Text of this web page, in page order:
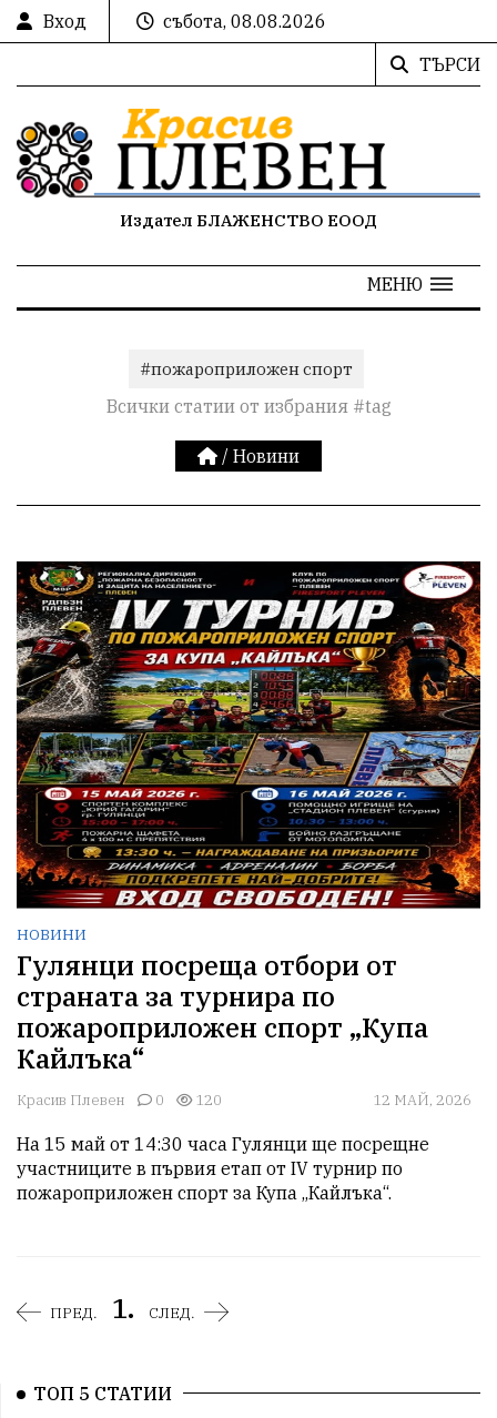
Вход
събота, 08.08.2026
ТЪРСИ
Издател БЛАЖЕНСТВО ЕООД
МЕНЮ
#пожароприложен спорт
Всички статии от избрания #tag
/ Новини
НОВИНИ
Гулянци посреща отбори от
страната за турнира по
пожароприложен спорт „Купа
Кайлъка“
Красив Плевен 0 120 12 МАЙ, 2026
На 15 май от 14:30 часа Гулянци ще посрещне
участниците в първия етап от IV турнир по
пожароприложен спорт за Купа „Кайлъка“.
ПРЕД. 1. СЛЕД.
ТОП 5 СТАТИИ